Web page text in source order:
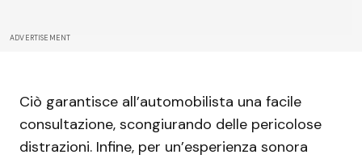
ADVERTISEMENT
Ciò garantisce all’automobilista una facile
consultazione, scongiurando delle pericolose
distrazioni. Infine, per un’esperienza sonora